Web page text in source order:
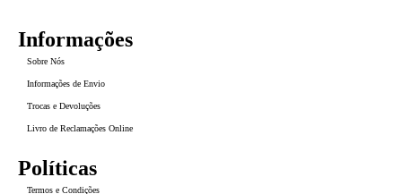
Informações
Sobre Nós
Informações de Envio
Trocas e Devoluções
Livro de Reclamações Online
Políticas
Termos e Condições